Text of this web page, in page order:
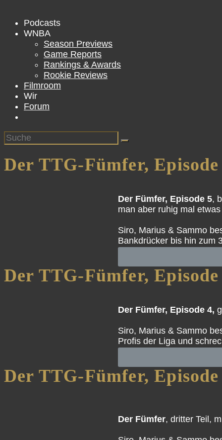
Podcasts
WNBA
Season Previews
Game Reports
Rankings & Awards
Rookie Reviews
Filmroom
Wir
Forum
Der TTG-Fümfer, Episode
Der Fümfer, Episode 5,
man aber ruhig mal
Siro, Marius & Sammo
Bankdrücker bis hin zum
Der TTG-Fümfer, Episode
Der Fümfer, Episode 4,
Siro, Marius & Sammo
Profis der Liga und
Der TTG-Fümfer, Episode
Der Fümfer, dritter Teil,